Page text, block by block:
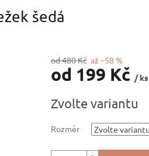
šedá
od 480 Kč až –58 %
od 199 Kč / ks
cena:
Zvolte variantu
Rozměr